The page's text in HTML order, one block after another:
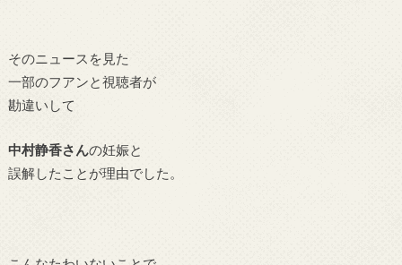
そのニュースを見た
一部のフアンと視聴者が
勘違いして
中村静香さんの妊娠と
誤解したことが理由でした。